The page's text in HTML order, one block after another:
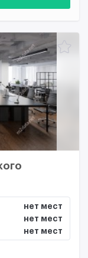
нет мест
нет мест
нет мест